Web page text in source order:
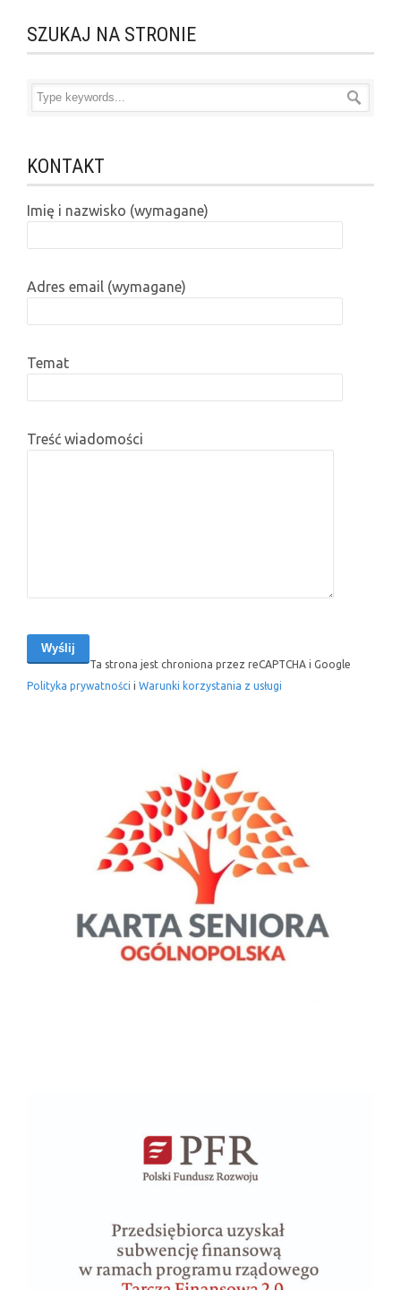
SZUKAJ NA STRONIE
KONTAKT
Imię i nazwisko (wymagane)
Adres email (wymagane)
Temat
Treść wiadomości
Ta strona jest chroniona przez reCAPTCHA i Google
Polityka prywatności i Warunki korzystania z usługi